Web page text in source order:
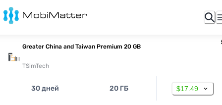
Greater China and Taiwan Premium 20 GB
TSimTech
30 дней 20 ГБ $17.49